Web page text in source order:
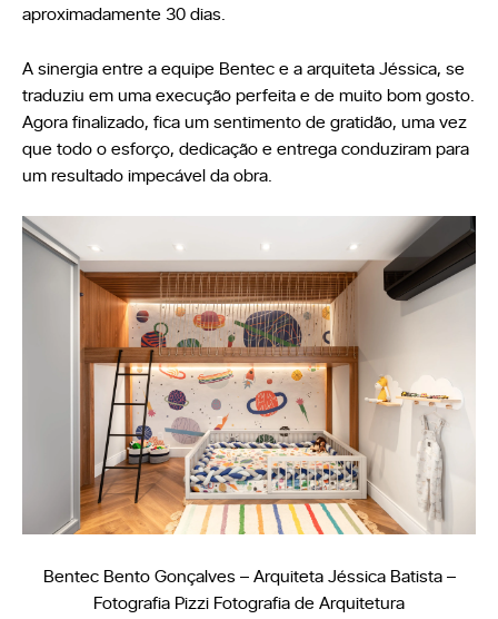
aproximadamente 30 dias.
A sinergia entre a equipe Bentec e a arquiteta Jéssica, se
traduziu em uma execução perfeita e de muito bom gosto.
Agora finalizado, fica um sentimento de gratidão, uma vez
que todo o esforço, dedicação e entrega conduziram para
um resultado impecável da obra.
Bentec Bento Gonçalves – Arquiteta Jéssica Batista –
Fotografia Pizzi Fotografia de Arquitetura